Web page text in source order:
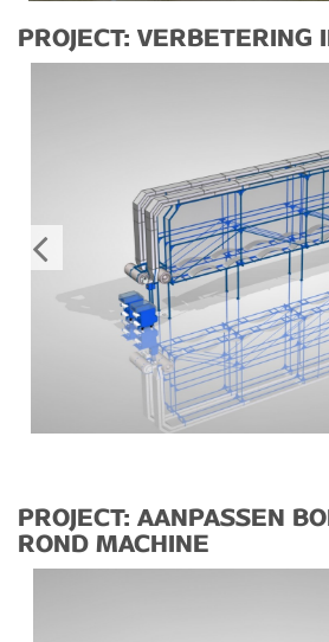
PROJECT: VERBETERING
PROJECT: AANPASSEN
ROND MACHINE